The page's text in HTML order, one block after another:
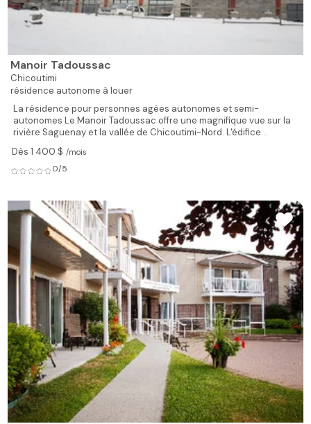
Manoir Tadoussac
Chicoutimi
résidence autonome à louer
La résidence pour personnes agées autonomes et semi-
autonomes Le Manoir Tadoussac offre une magnifique vue sur la
rivière Saguenay et la vallée de Chicoutimi-Nord. L'édifice...
Dès 1 400 $ /mois
0/5